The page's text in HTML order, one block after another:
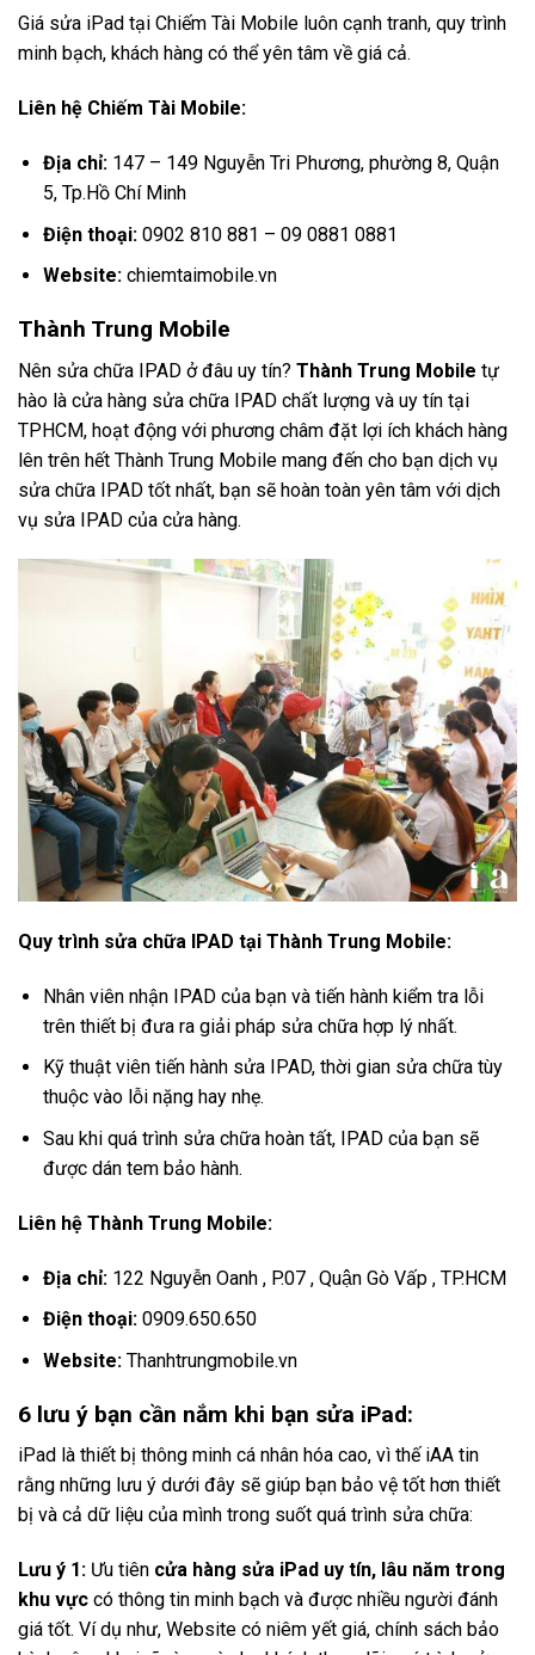
Giá sửa iPad tại Chiếm Tài Mobile luôn cạnh tranh, quy trình
minh bạch, khách hàng có thể yên tâm về giá cả.
Liên hệ Chiếm Tài Mobile:
Địa chỉ:147 – 149 Nguyễn Tri Phương, phường 8, Quận
5, Tp.Hồ Chí Minh
Điện thoại:0902 810 881 – 09 0881 0881
Website:chiemtaimobile.vn
Thành Trung Mobile
Nên sửa chữa IPAD ở đâu uy tín? Thành Trung Mobile tự
hào là cửa hàng sửa chữa IPAD chất lượng và uy tín tại
TPHCM, hoạt động với phương châm đặt lợi ích khách hàng
lên trên hết Thành Trung Mobile mang đến cho bạn dịch vụ
sửa chữa IPAD tốt nhất, bạn sẽ hoàn toàn yên tâm với dịch
vụ sửa IPAD của cửa hàng.
Quy trình sửa chữa IPAD tại Thành Trung Mobile:
Nhân viên nhận IPAD của bạn và tiến hành kiểm tra lỗi
trên thiết bị đưa ra giải pháp sửa chữa hợp lý nhất.
Kỹ thuật viên tiến hành sửa IPAD, thời gian sửa chữa tùy
thuộc vào lỗi nặng hay nhẹ.
Sau khi quá trình sửa chữa hoàn tất, IPAD của bạn sẽ
được dán tem bảo hành.
Liên hệ Thành Trung Mobile:
Địa chỉ:122 Nguyễn Oanh , P.07 , Quận Gò Vấp , TP.HCM
Điện thoại:0909.650.650
Website:Thanhtrungmobile.vn
6 lưu ý bạn cần nắm khi bạn sửa iPad:
iPad là thiết bị thông minh cá nhân hóa cao, vì thế iAA tin
rằng những lưu ý dưới đây sẽ giúp bạn bảo vệ tốt hơn thiết
bị và cả dữ liệu của mình trong suốt quá trình sửa chữa:
Lưu ý 1: Ưu tiên cửa hàng sửa iPad uy tín, lâu năm trong
khu vực có thông tin minh bạch và được nhiều người đánh
giá tốt. Ví dụ như, Website có niêm yết giá, chính sách bảo